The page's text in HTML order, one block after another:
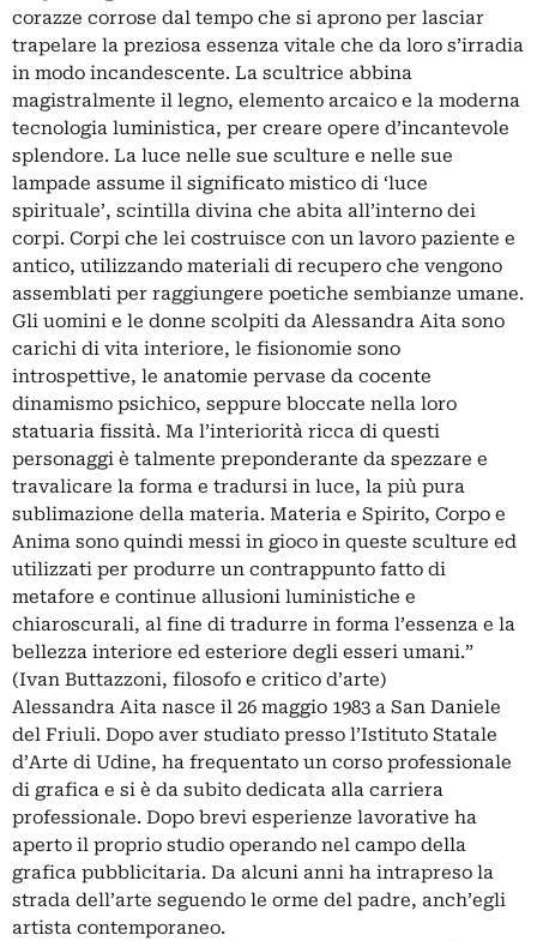
corazze corrose dal tempo che si aprono per lasciar
trapelare la preziosa essenza vitale che da loro s’irradia
in modo incandescente. La scultrice abbina
magistralmente il legno, elemento arcaico e la moderna
tecnologia luministica, per creare opere d’incantevole
splendore. La luce nelle sue sculture e nelle sue
lampade assume il significato mistico di ‘luce
spirituale’, scintilla divina che abita all’interno dei
corpi. Corpi che lei costruisce con un lavoro paziente e
antico, utilizzando materiali di recupero che vengono
assemblati per raggiungere poetiche sembianze umane.
Gli uomini e le donne scolpiti da Alessandra Aita sono
carichi di vita interiore, le fisionomie sono
introspettive, le anatomie pervase da cocente
dinamismo psichico, seppure bloccate nella loro
statuaria fissità. Ma l’interiorità ricca di questi
personaggi è talmente preponderante da spezzare e
travalicare la forma e tradursi in luce, la più pura
sublimazione della materia. Materia e Spirito, Corpo e
Anima sono quindi messi in gioco in queste sculture ed
utilizzati per produrre un contrappunto fatto di
metafore e continue allusioni luministiche e
chiaroscurali, al fine di tradurre in forma l’essenza e la
bellezza interiore ed esteriore degli esseri umani.”
(Ivan Buttazzoni, filosofo e critico d’arte)
Alessandra Aita nasce il 26 maggio 1983 a San Daniele
del Friuli. Dopo aver studiato presso l’Istituto Statale
d’Arte di Udine, ha frequentato un corso professionale
di grafica e si è da subito dedicata alla carriera
professionale. Dopo brevi esperienze lavorative ha
aperto il proprio studio operando nel campo della
grafica pubblicitaria. Da alcuni anni ha intrapreso la
strada dell’arte seguendo le orme del padre, anch’egli
artista contemporaneo.